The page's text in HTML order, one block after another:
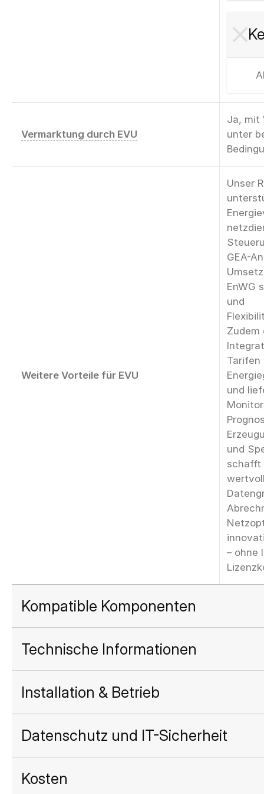
Vermarktung durch EVU
Ja, mit
unter
Weitere Vorteile für EVU
Unser
GEA-
EnWG
und
Zudem
Tarifen
und
und
schafft
– ohne
Kompatible Komponenten
Technische Informationen
Installation & Betrieb
Datenschutz und IT-Sicherheit
Kosten